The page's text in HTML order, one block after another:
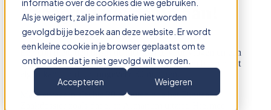
informatie over de cookies die we gebruiken.
Als je weigert, zal je informatie niet worden
gevolgd bij je bezoek aan deze website. Er wordt
een kleine cookie in je browser geplaatst om te
onthouden dat je niet gevolgd wilt worden.
Accepteren
Weigeren
Vraag nu uw demo aan!
Een complete demonstratie met ruimte voor vragen en een
discussie over hoe Armarium te implementeren binnen het
eigen kantoor duurt ongeveer 60 minuten.
Maar ervaar in slechts 30 minuten hoe het Digitaal